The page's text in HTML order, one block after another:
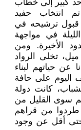
كبير إلى خطاب
انتخاب حفيد
قبول ترشيحه في
في مواجهة
الأخيرة. ومن
تخلى الرواد
عن حياتهم لبناء
اليوم على حافة
كانت دولة
سوى القليل من
طردوا من قراهم
أقل عن وجود